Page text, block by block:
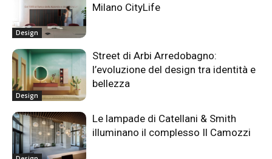
Design
Milano CityLife
Design
Street di Arbi Arredobagno:
l’evoluzione del design tra identità e
bellezza
Le lampade di Catellani & Smith
illuminano il complesso Il Camozzi